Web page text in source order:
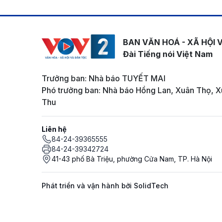
BAN VĂN HOÁ - XÃ HỘI
Đài Tiếng nói Việt Nam
Trưởng ban: Nhà báo TUYẾT MAI
Phó trưởng ban: Nhà báo Hồng Lan, Xuân Thọ,
Thu
Liên hệ
84-24-39365555
84-24-39342724
41-43 phố Bà Triệu, phường Cửa Nam, TP. Hà Nội
Phát triển và vận hành bởi SolidTech